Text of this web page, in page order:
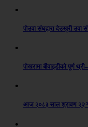
पोउवा संघद्वारा देउखुरी
पोखरामा बीवाइडीको पूर्ण
आज २०८३ साल श्रावण २२